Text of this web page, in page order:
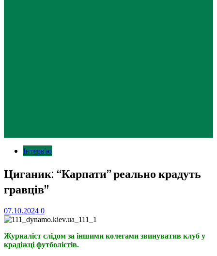
Інтерв'ю
Циганик: “Карпати” реально крадуть
гравців”
07.10.2024 0
Журналіст слідом за іншими колегами звинуватив клуб у
крадіжці футболістів.